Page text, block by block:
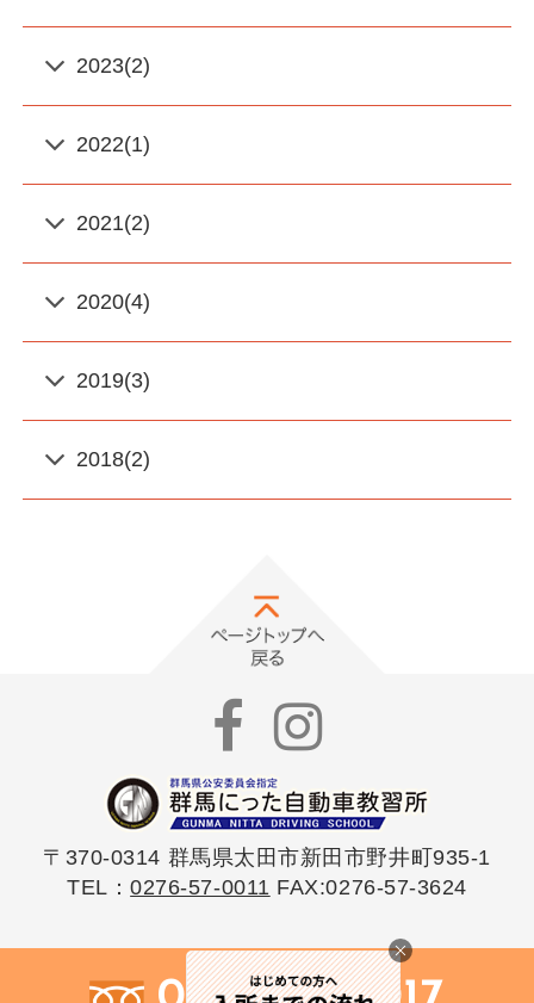
2023(2)
2022(1)
2021(2)
2020(4)
2019(3)
2018(2)
〒370-0314 群馬県太田市新田市野井町935-1
TEL：0276-57-0011 FAX:0276-57-3624